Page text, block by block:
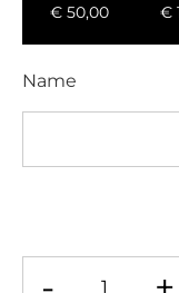
€50,00 €
Name